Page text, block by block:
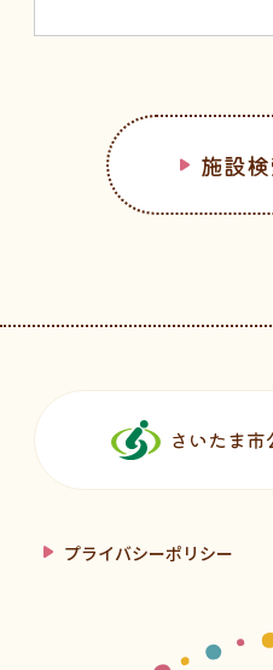
施設
さいたま
プライバシーポリシー